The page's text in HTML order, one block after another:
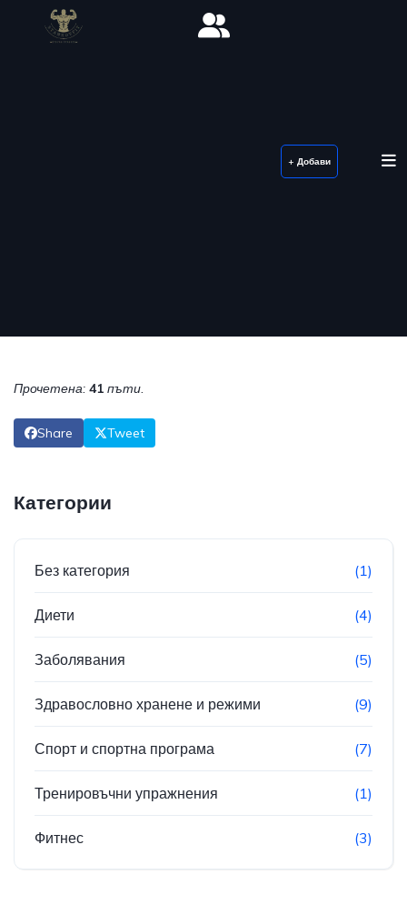
+ Добави
Прочетена: 41 пъти.
Share Tweet
Категории
Без категория (1)
Диети (4)
Заболявания (5)
Здравословно хранене и режими (9)
Спорт и спортна програма (7)
Тренировъчни упражнения (1)
Фитнес (3)